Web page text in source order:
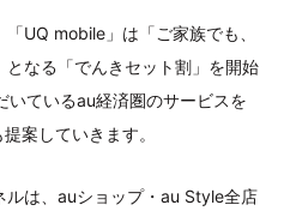
UQ mobile」は「ご家族でも、
なる「でんきセット割」を開始
いているau経済圏のサービスを
案していきます。
ルは、auショップ・au Style全店